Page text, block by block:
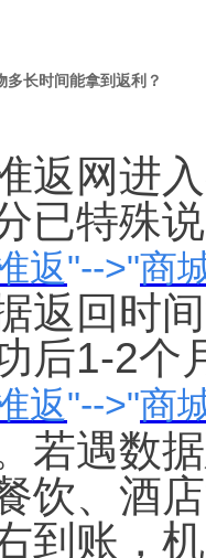
多长时间能拿到返利？
返网进
分已特殊
返"-->"商
返回时
后1-2个
返"-->"商
若遇数
饮、酒
到账，